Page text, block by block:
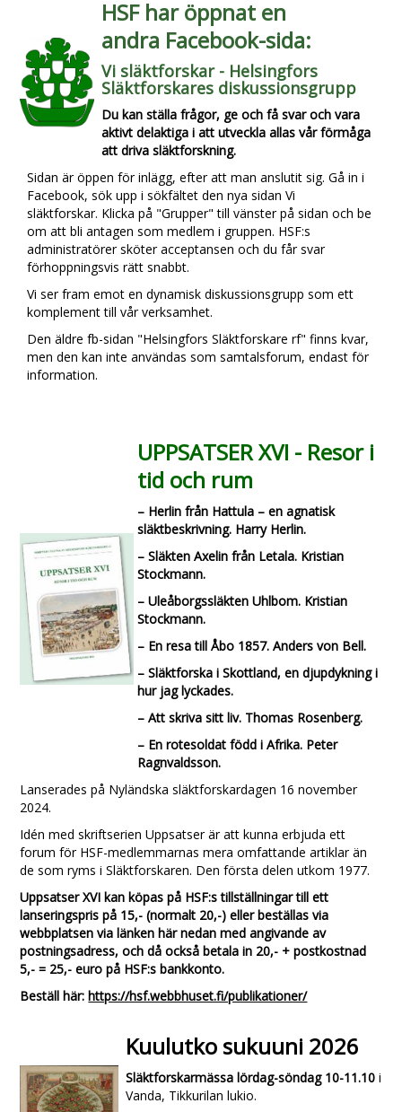
HSF har öppnat en
andra Facebook-sida:
Vi släktforskar - Helsingfors
Släktforskares diskussionsgrupp
Du kan ställa frågor, ge och få svar och vara
aktivt delaktiga i att utveckla allas vår förmåga
att driva släktforskning.
Sidan är öppen för inlägg, efter att man anslutit sig. Gå in i
Facebook, sök upp i sökfältet den nya sidan Vi
släktforskar. Klicka på "Grupper" till vänster på sidan och be
om att bli antagen som medlem i gruppen. HSF:s
administratörer sköter acceptansen och du får svar
förhoppningsvis rätt snabbt.
Vi ser fram emot en dynamisk diskussionsgrupp som ett
komplement till vår verksamhet.
Den äldre fb-sidan "Helsingfors Släktforskare rf" finns kvar,
men den kan inte användas som samtalsforum, endast för
information.
UPPSATSER XVI - Resor i
tid och rum
– Herlin från Hattula – en agnatisk
släktbeskrivning. Harry Herlin.
– Släkten Axelin från Letala. Kristian
Stockmann.
– Uleåborgssläkten Uhlbom. Kristian
Stockmann.
– En resa till Åbo 1857. Anders von Bell.
– Släktforska i Skottland, en djupdykning i
hur jag lyckades.
– Att skriva sitt liv. Thomas Rosenberg.
– En rotesoldat född i Afrika. Peter
Ragnvaldsson.
Lanserades på Nyländska släktforskardagen 16 november
2024.
Idén med skriftserien Uppsatser är att kunna erbjuda ett
forum för HSF-medlemmarnas mera omfattande artiklar än
de som ryms i Släktforskaren. Den första delen utkom 1977.
Uppsatser XVI kan köpas på HSF:s tillställningar till ett
lanseringspris på 15,- (normalt 20,-) eller beställas via
webbplatsen via länken här nedan med angivande av
postningsadress, och då också betala in 20,- + postkostnad
5,- = 25,- euro på HSF:s bankkonto.
Beställ här:https://hsf.webbhuset.fi/publikationer/
Kuulutko sukuuni 2026
Släktforskarmässa lördag-söndag 10-11.10 i
Vanda, Tikkurilan lukio.